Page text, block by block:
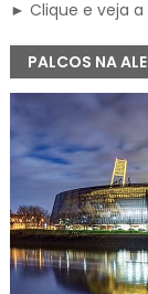
► Clique e veja
PALCOS NA